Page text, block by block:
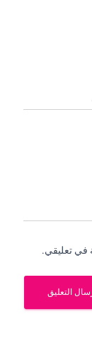
في تعليقي.